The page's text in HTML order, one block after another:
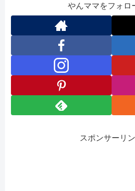
やんママをフォロ
スポンサーリ